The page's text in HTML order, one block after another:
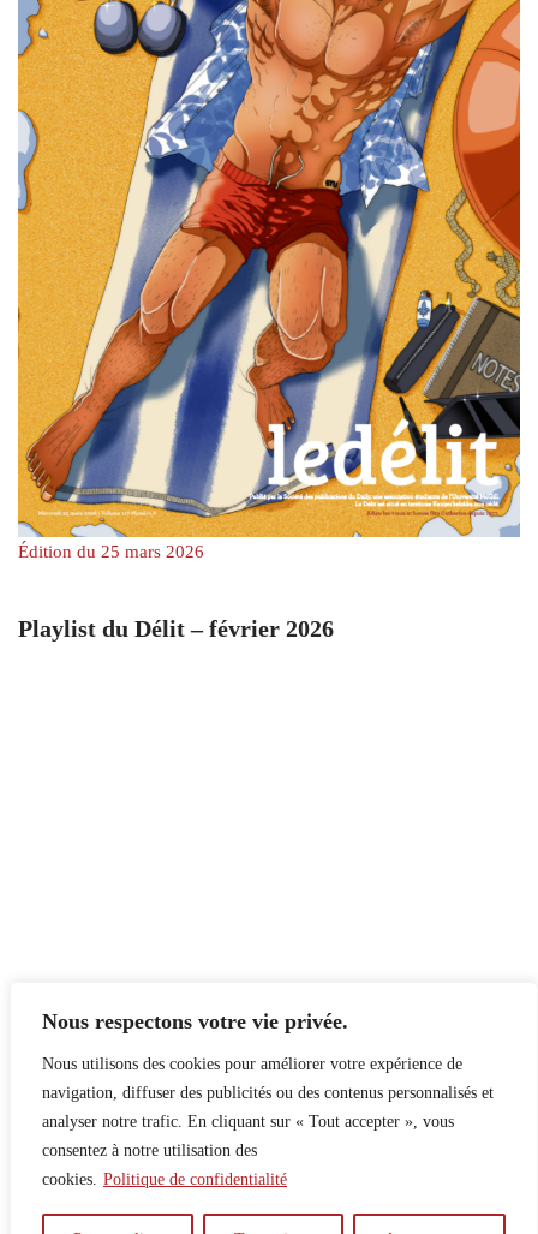
Nous respectons votre vie privée.
Nous utilisons des cookies pour améliorer votre expérience de
navigation, diffuser des publicités ou des contenus personnalisés et
analyser notre trafic. En cliquant sur « Tout accepter », vous
consentez à notre utilisation des
cookies. Politique de confidentialité
Édition du 25 mars 2026
Playlist du Délit – février 2026